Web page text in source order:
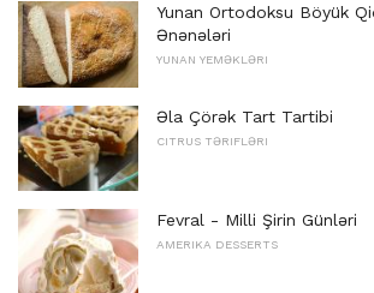
Yunan Ortodoksu Böyük
Ənənələri
YUNAN YEMƏKLƏRI
Əla Çörək Tart Tartibi
CITRUS TƏRIFLƏRI
Fevral - Milli Şirin Günləri
AMERIKA DESSERTS